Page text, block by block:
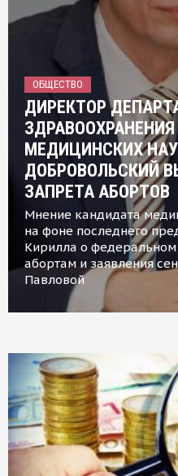
ОБЩЕСТВО
ДИРЕКТОР
МЕДИЦИНСКИХ
ДОБРОВОЛЬСКИЙ
ЗАПРЕТА АБОРТОВ
Мнение кандидата
на фоне последнего
Кирилла о федеральном
абортам и заявления
Павловой